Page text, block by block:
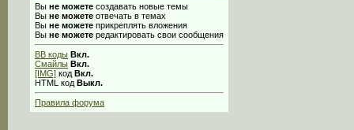
Вы не можете создавать новые темы
Вы не можете отвечать в темах
Вы не можете прикреплять вложения
Вы не можете редактировать свои сообщения
BB коды Вкл.
Смайлы Вкл.
[IMG] код Вкл.
HTML код Выкл.
Правила форума